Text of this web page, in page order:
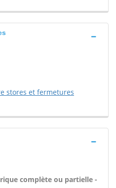
stores et fermetures
complète ou partielle -